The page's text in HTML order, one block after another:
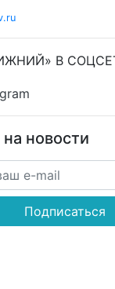
В
новости
Подписаться